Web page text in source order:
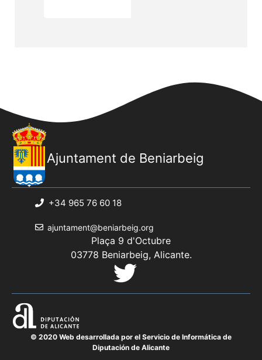
Ajuntament de Beniarbeig
+34 965 76 60 18
ajuntament@beniarbeig.org
Plaça 9 d'Octubre
03778 Beniarbeig, Alicante.
© 2020 Web desarrollada por el Servicio de Informática de
Diputación de Alicante